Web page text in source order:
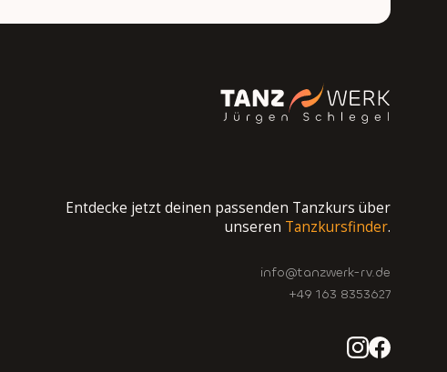
Entdecke jetzt deinen passenden Tanzkurs über
unseren Tanzkursfinder.
info@tanzwerk-rv.de
+49 163 8353627